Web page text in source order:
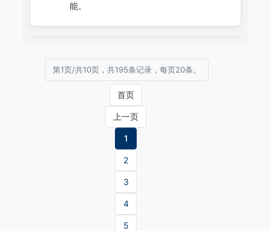
能。
第1页/共10页，共195条记录，每页20条。
首页
上一页
1
2
3
4
5